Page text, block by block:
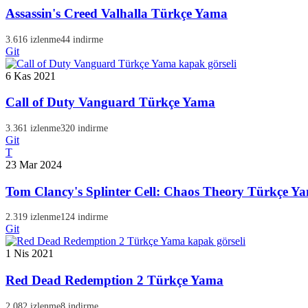
Assassin's Creed Valhalla Türkçe Yama
3.616 izlenme44 indirme
Git
6 Kas 2021
Call of Duty Vanguard Türkçe Yama
3.361 izlenme320 indirme
Git
T
23 Mar 2024
Tom Clancy's Splinter Cell: Chaos Theory Türkçe
2.319 izlenme124 indirme
Git
1 Nis 2021
Red Dead Redemption 2 Türkçe Yama